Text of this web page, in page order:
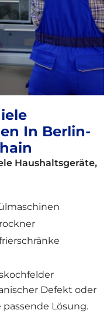
In Berlin-
Haushaltsgeräte,
Defekt oder
Lösung.